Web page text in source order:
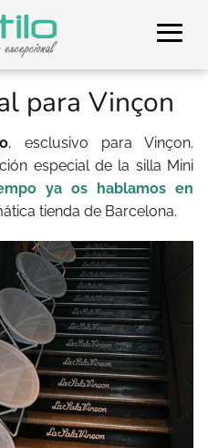
para Vinçon
, esclusivo para Vinçon.
especial de la silla Mini
ya os hablamos en
tienda de Barcelona.